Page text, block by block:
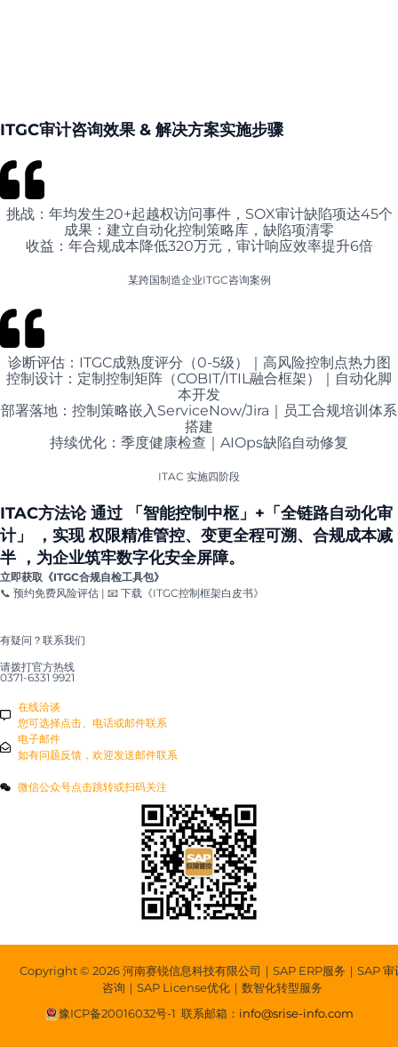
ITGC审计咨询效果 & 解决方案实施步骤
挑战：年均发生20+起越权访问事件，SOX审计缺陷项达45个
成果：建立自动化控制策略库，缺陷项清零
收益：年合规成本降低320万元，审计响应效率提升6倍
某跨国制造企业ITGC咨询案例
诊断评估：ITGC成熟度评分（0-5级）｜高风险控制点热力图
控制设计：定制控制矩阵（COBIT/ITIL融合框架）｜自动化脚
本开发
部署落地：控制策略嵌入ServiceNow/Jira｜员工合规培训体系
搭建
持续优化：季度健康检查｜AIOps缺陷自动修复
ITAC 实施四阶段
ITAC方法论 通过 「智能控制中枢」+「全链路自动化审
计」 ，实现 权限精准管控、变更全程可溯、合规成本减
半 ，为企业筑牢数字化安全屏障。
立即获取《ITGC合规自检工具包》
📞 预约免费风险评估 | 📧 下载《ITGC控制框架白皮书》
有疑问？联系我们
请拨打官方热线
0371-6331 9921
在线洽谈
您可选择点击、电话或邮件联系
电子邮件
如有问题反馈，欢迎发送邮件联系
微信公众号点击跳转或扫码关注
Copyright © 2026 河南赛锐信息科技有限公司｜SAP ERP服务｜SAP 审
咨询｜SAP License优化｜数智化转型服务
豫ICP备20016032号-1 联系邮箱： info@srise-info.com